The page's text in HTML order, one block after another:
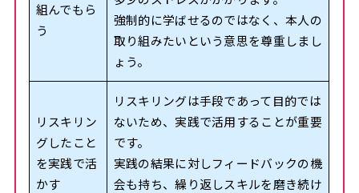
組んでもら
う
強制的に学ばせるのではなく、本人の
取り組みたいという意思を尊重しまし
ょう。
リスキリン
グしたこと
を実践で活
かす
リスキリングは手段であって目的では
ないため、実践で活用することが重要
です。
実践の結果に対しフィードバックの機
会も持ち、繰り返しスキルを磨き続け